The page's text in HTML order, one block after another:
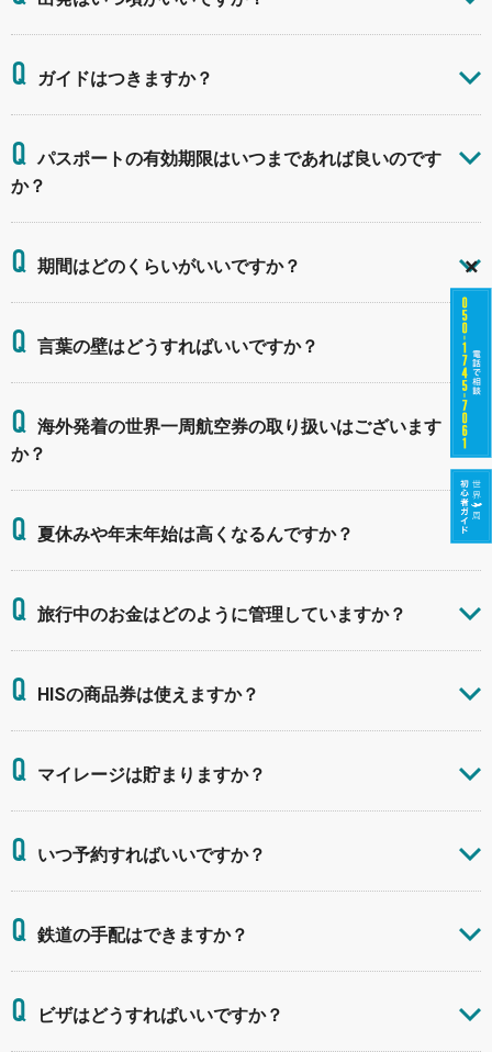
Q ガイドはつきますか？
Q パスポートの有効期限はいつまであれば良いのです
か？
Q 期間はどのくらいがいいですか？
Q 言葉の壁はどうすればいいですか？
Q 海外発着の世界一周航空券の取り扱いはございます
か？
Q 夏休みや年末年始は高くなるんですか？
Q 旅行中のお金はどのように管理していますか？
Q HISの商品券は使えますか？
Q マイレージは貯まりますか？
Q いつ予約すればいいですか？
Q 鉄道の手配はできますか？
Q ビザはどうすればいいですか？
×